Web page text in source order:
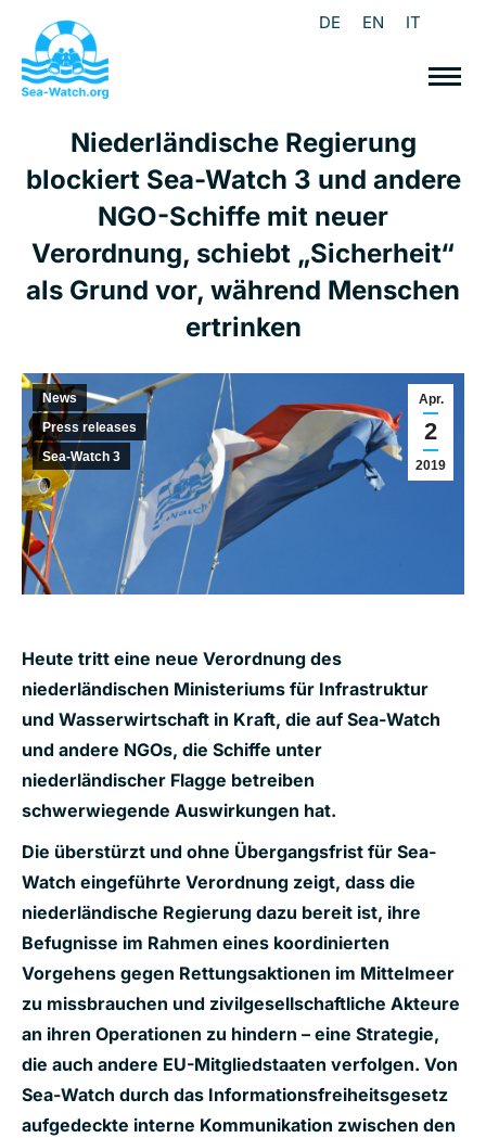
DE EN IT
Niederländische Regierung
blockiert Sea-Watch 3 und andere
NGO-Schiffe mit neuer
Verordnung, schiebt „Sicherheit“
als Grund vor, während Menschen
ertrinken
Apr.
2
2019
News
Press releases
Sea-Watch 3
Heute tritt eine neue Verordnung des
niederländischen Ministeriums für Infrastruktur
und Wasserwirtschaft in Kraft, die auf Sea-Watch
und andere NGOs, die Schiffe unter
niederländischer Flagge betreiben
schwerwiegende Auswirkungen hat.
Die überstürzt und ohne Übergangsfrist für Sea-
Watch eingeführte Verordnung zeigt, dass die
niederländische Regierung dazu bereit ist, ihre
Befugnisse im Rahmen eines koordinierten
Vorgehens gegen Rettungsaktionen im Mittelmeer
zu missbrauchen und zivilgesellschaftliche Akteure
an ihren Operationen zu hindern – eine Strategie,
die auch andere EU-Mitgliedstaaten verfolgen. Von
Sea-Watch durch das Informationsfreiheitsgesetz
aufgedeckte interne Kommunikation zwischen den